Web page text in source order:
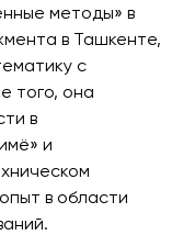
методы» в
в Ташкенте,
с
того, она
в
и
в области